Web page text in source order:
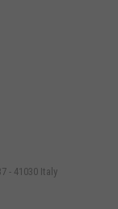
- 41030 Italy